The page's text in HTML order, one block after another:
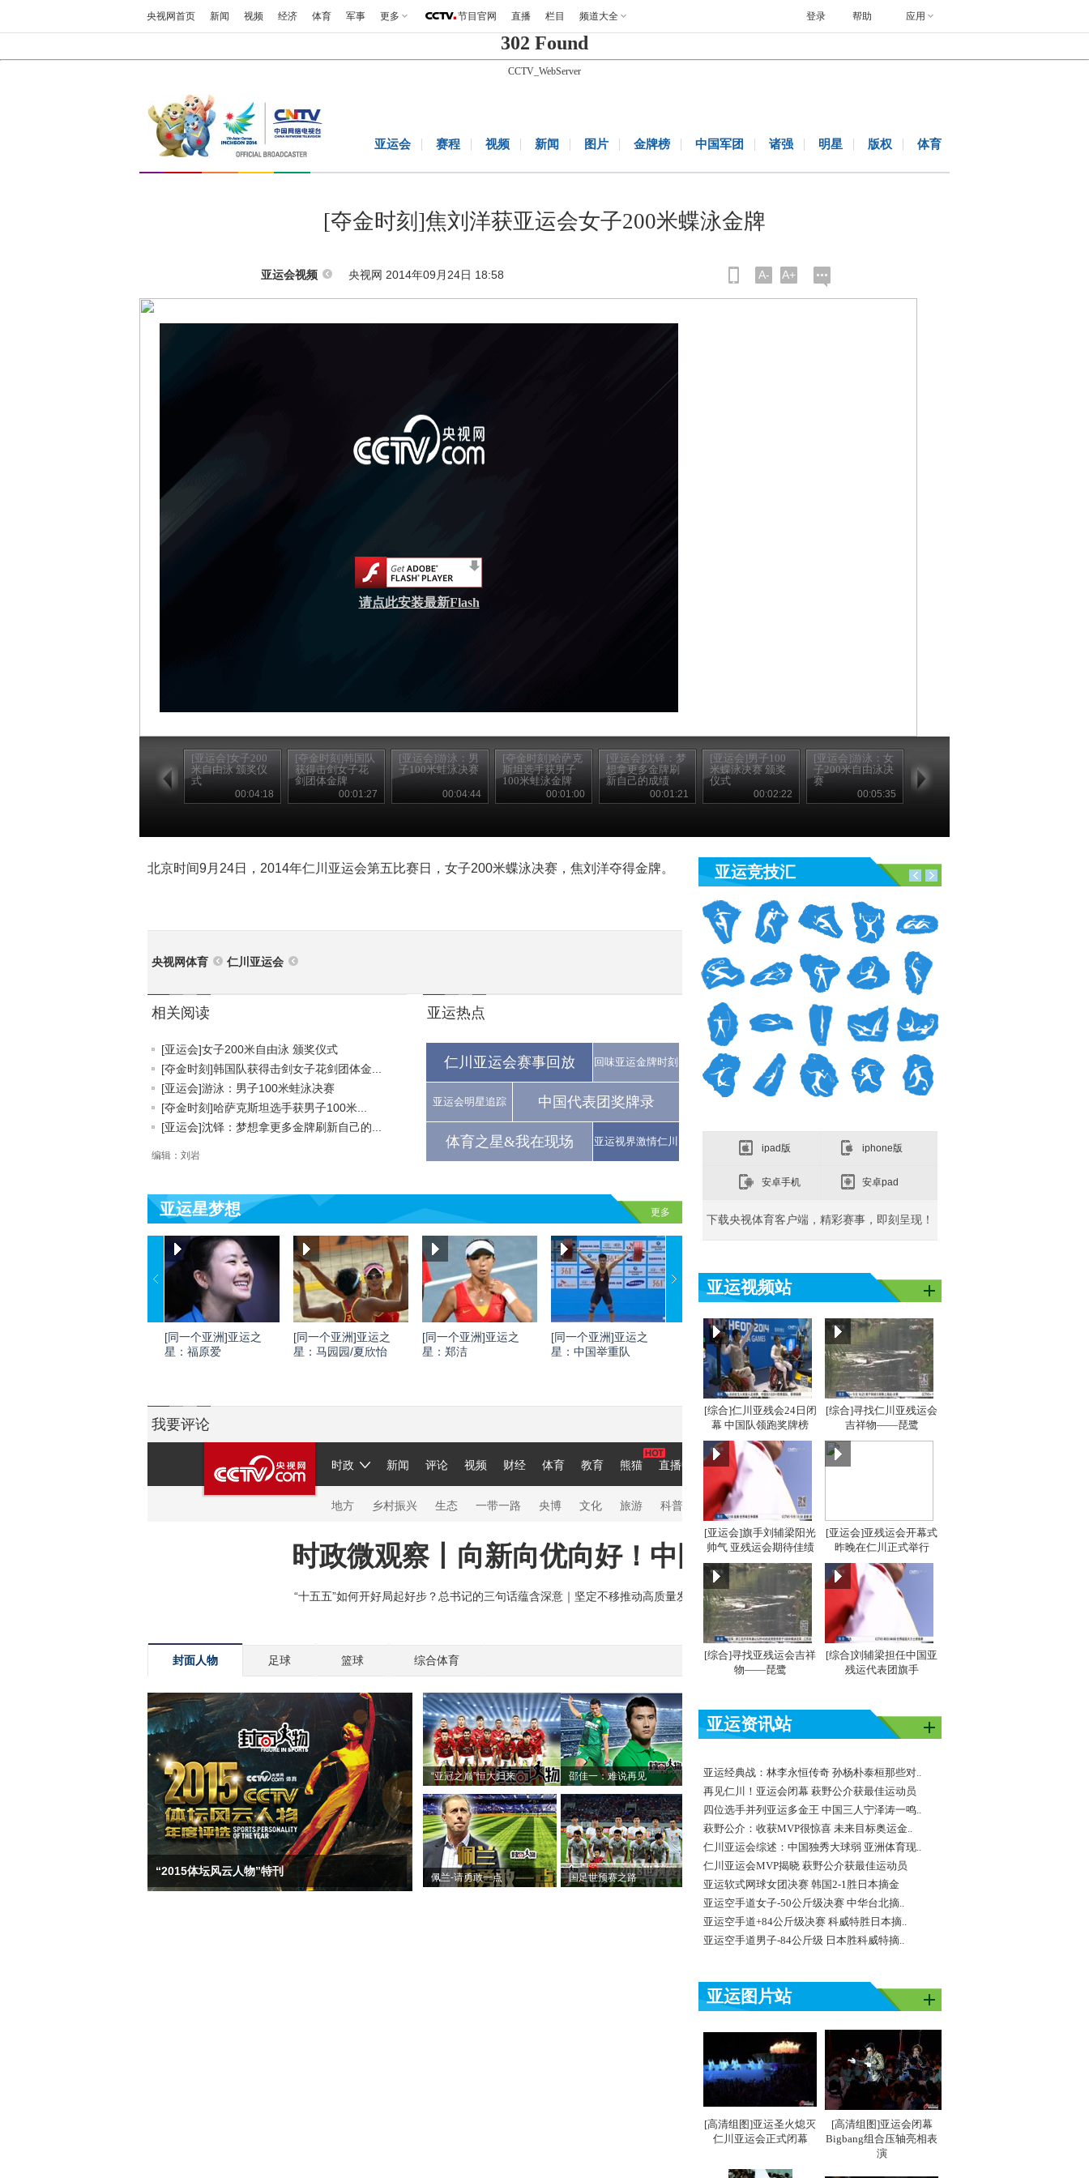
央视网首页 新闻 视频 经济 体育 军事 更多 节目官网 直播 栏目 频道大全 帮助 应用
登录
302 Found
CCTV_WebServer
亚运会 赛程 视频 新闻 图片 金牌榜 中国军团 诸强 明星 版权 体育
[夺金时刻]焦刘洋获亚运会女子200米蝶泳金牌
亚运会视频 央视网 2014年09月24日 18:58 A- A+
请点此安装最新Flash
[亚运会]女子200
米自由泳 颁奖仪
式
00:04:18
[夺金时刻]韩国队
获得击剑女子花
剑团体金牌
00:01:27
[亚运会]游泳：男
子100米蛙泳决赛
00:04:44
[夺金时刻]哈萨克
斯坦选手获男子
100米蛙泳金牌
00:01:00
[亚运会]沈铎：梦
想拿更多金牌刷
新自己的成绩
00:01:21
[亚运会]男子100
米蝶泳决赛 颁奖
仪式
00:02:22
[亚运会]游泳：女
子200米自由泳决
赛
00:05:35
北京时间9月24日，2014年仁川亚运会第五比赛日，女子200米蝶泳决赛，焦刘洋夺得金牌。
央视网体育 仁川亚运会
相关阅读
[亚运会]女子200米自由泳 颁奖仪式
[夺金时刻]韩国队获得击剑女子花剑团体金...
[亚运会]游泳：男子100米蛙泳决赛
[夺金时刻]哈萨克斯坦选手获男子100米...
[亚运会]沈铎：梦想拿更多金牌刷新自己的...
编辑：刘岩
亚运热点
仁川亚运会赛事回放 回味亚运金牌时刻
亚运会明星追踪 中国代表团奖牌录
体育之星&我在现场 亚运视界激情仁川
亚运星梦想 更多
[同一个亚洲]亚运之
星：福原爱
[同一个亚洲]亚运之
星：马园园/夏欣怡
[同一个亚洲]亚运之
星：郑洁
[同一个亚洲]亚运之
星：中国举重队
[同一个亚洲]亚运之
星：刘灏
[同一个亚洲]亚运之
星：吴敏霞
我要评论
封面人物 足球 篮球 综合体育
“2015体坛风云人物”特刊
“亚冠之巅”恒大归来 邵佳一：难说再见
佩兰-请勇敢一点 国足世预赛之路
亚运竞技汇
ipad版 iphone版
安卓手机 安卓pad
下载央视体育客户端，精彩赛事，即刻呈现！
亚运视频站
[综合]仁川亚残会24日闭
幕 中国队领跑奖牌榜
[综合]寻找仁川亚残运会
吉祥物——琵鹭
[亚运会]旗手刘辅梁阳光
帅气 亚残运会期待佳绩
[亚运会]亚残运会开幕式
昨晚在仁川正式举行
[综合]寻找亚残运会吉祥
物——琵鹭
[综合]刘辅梁担任中国亚
残运代表团旗手
亚运资讯站
亚运经典战：林李永恒传奇 孙杨朴泰桓那些对..
再见仁川！亚运会闭幕 萩野公介获最佳运动员
四位选手并列亚运多金王 中国三人宁泽涛一鸣..
萩野公介：收获MVP很惊喜 未来目标奥运金..
仁川亚运会综述：中国独秀大球弱 亚洲体育现..
仁川亚运会MVP揭晓 萩野公介获最佳运动员
亚运软式网球女团决赛 韩国2-1胜日本摘金
亚运空手道女子-50公斤级决赛 中华台北摘..
亚运空手道+84公斤级决赛 科威特胜日本摘..
亚运空手道男子-84公斤级 日本胜科威特摘..
亚运图片站
[高清组图]亚运圣火熄灭
仁川亚运会正式闭幕
[高清组图]亚运会闭幕
Bigbang组合压轴亮相表
演